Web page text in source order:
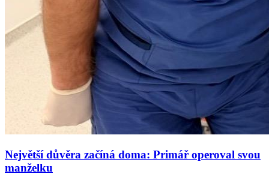
Největší důvěra začíná doma: Primář operoval svou
manželku